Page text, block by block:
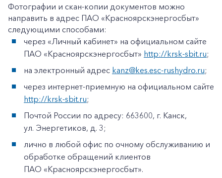
Фотографии и скан-копии документов можно
направить в адрес ПАО «Красноярскэнергосбыт»
следующими способами:
через «Личный кабинет» на официальном сайте
ПАО «Красноярскэнергосбыт» http://krsk-sbit.ru;
на электронный адрес kanz@kes.esc-rushydro.ru;
через интернет-приемную на официальном сайте
http://krsk-sbit.ru;
Почтой России по адресу: 663600, г. Канск,
ул. Энергетиков, д. 3;
лично в любой офис по очному обслуживанию и
обработке обращений клиентов
ПАО «Красноярскэнергосбыт».